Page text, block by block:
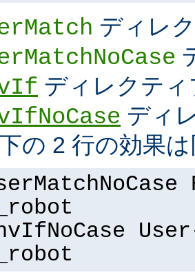
ディレ
ディレクティ
ディ
の 2 行の効果